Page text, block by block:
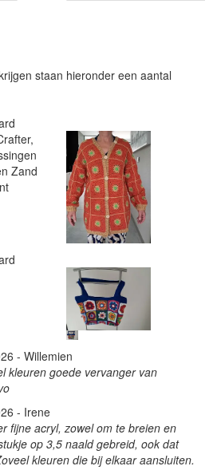
staan hieronder een aantal
Zand
- Willemien
kleuren goede vervanger van
- Irene
fijne acryl, zowel om te breien en
op 3,5 naald gebreid, ook dat
kleuren die bij elkaar aansluiten.